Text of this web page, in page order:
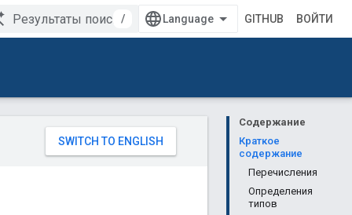
/ GITHUB ВОЙТИ
Содержание
Краткое
содержание
Перечисления
Определения
типов